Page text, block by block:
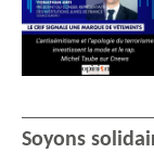
Soyons